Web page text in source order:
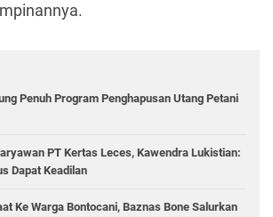
Penuh Program Penghapusan Utang Petani
PT Kertas Leces, Kawendra Lukistian:
Dapat Keadilan
Ke Warga Bontocani, Baznas Bone Salurkan